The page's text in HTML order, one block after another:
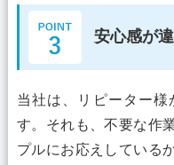
安心感が
当社は、リピーター
す。それも、不要な作
プルにお応えしている